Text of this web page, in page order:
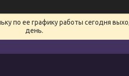
по ее графику работы сегодня
день.